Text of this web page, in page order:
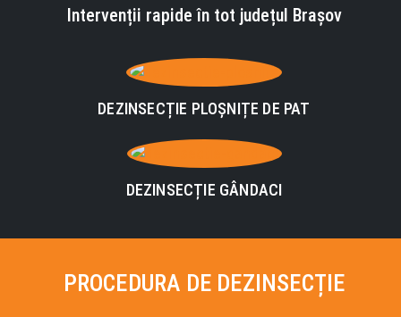
Intervenții rapide în tot județul Brașov
DEZINSECȚIE PLOȘNIȚE DE PAT
DEZINSECȚIE GÂNDACI
PROCEDURA DE DEZINSECȚIE